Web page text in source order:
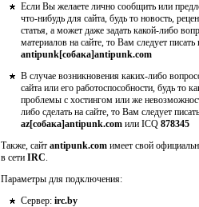
Если Вы желаете лично сообщить или
что-нибудь для сайта, будь то новость,
статья, а может даже задать какой-либо
материалов на сайте, то Вам следует писать
antipunk[собака]antipunk.com
В случае возникновения каких-либо
сайта или его работоспособности, будь то
проблемы с хостингом или же
либо сделать на сайте, то Вам следует
az[собака]antipunk.com или ICQ 878345
Также, сайт antipunk.com имеет свой
в сети IRC.
Параметры для подключения:
Сервер: irc.by